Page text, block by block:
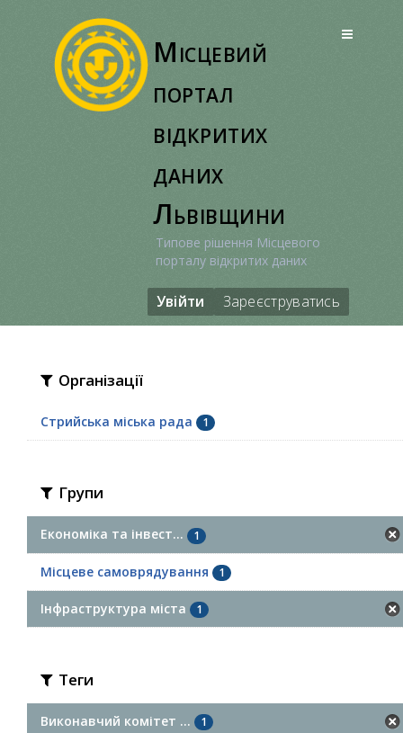
Місцевий
портал
відкритих
даних
Львівщини
Типове рішення Місцевого
порталу відкритих даних
Увійти Зареєструватись
Організації
Стрийська міська рада 1
Групи
Економіка та інвест... 1
Місцеве самоврядування 1
Інфраструктура міста 1
Теги
Виконавчий комітет ... 1